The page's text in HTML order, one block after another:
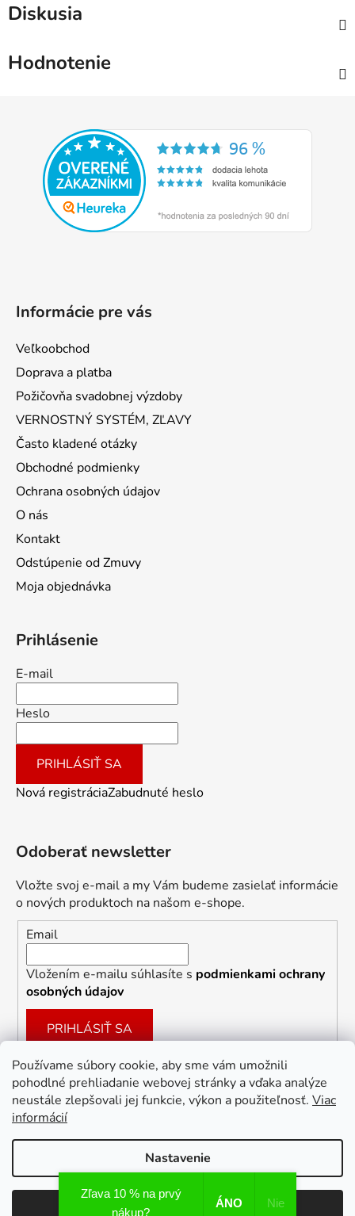
Používame súbory cookie, aby sme vám umožnili
pohodlné prehliadanie webovej stránky a vďaka analýze
neustále zlepšovali jej funkcie, výkon a použiteľnosť. Viac
informácií
Nastavenie
Odmietnuť Súhlasím
Diskusia
Hodnotenie
Informácie pre vás
Veľkoobchod
Doprava a platba
Požičovňa svadobnej výzdoby
VERNOSTNÝ SYSTÉM, ZĽAVY
Často kladené otázky
Obchodné podmienky
Ochrana osobných údajov
O nás
Kontakt
Odstúpenie od Zmuvy
Moja objednávka
Prihlásenie
E-mail
Heslo
PRIHLÁSIŤ SA
Nová registráciaZabudnuté heslo
Odoberať newsletter
Vložte svoj e-mail a my Vám budeme zasielať informácie
o nových produktoch na našom e-shope.
Email
Vložením e-mailu súhlasíte s podmienkami ochrany
osobných údajov
PRIHLÁSIŤ SA
Facebook
Vytvoril Shoptet
Zľava 10 % na prvý
nákup?
ÁNO Nie